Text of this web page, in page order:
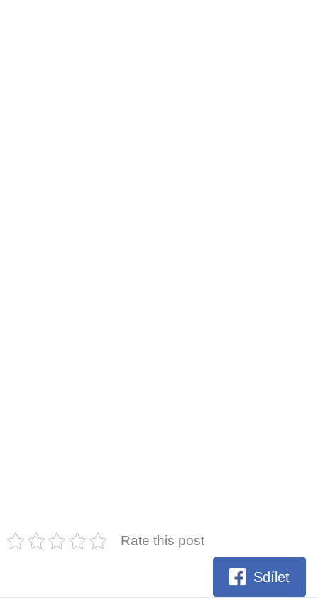
Rate this post
Sdílet